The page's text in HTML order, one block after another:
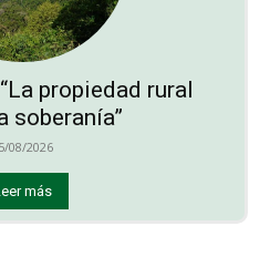
propiedad rural
soberanía”
08/2026
más